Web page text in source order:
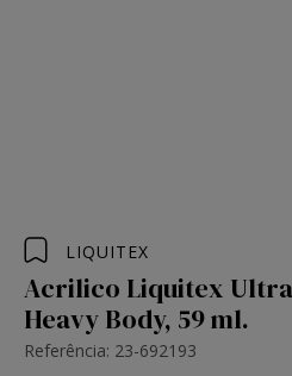
LIQUITEX
Acrilico Liquitex
Heavy Body, 59 ml.
Referência: 23-692193